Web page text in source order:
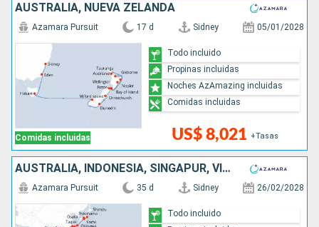
AUSTRALIA, NUEVA ZELANDA
Comidas incluidas
Azamara Pursuit 17 d Sidney 05/01/2028
US$ 8,021 +Tasas
Todo incluido
Propinas incluidas
Noches AzAmazing incluidas
Comidas incluidas
AUSTRALIA, INDONESIA, SINGAPUR, VIETNAM, CHINA, TAIWÁN, JAPÓN
Azamara Pursuit 35 d Sidney 26/02/2028
Todo incluido